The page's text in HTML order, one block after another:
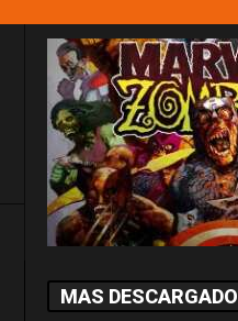
MAS DESCARGADO